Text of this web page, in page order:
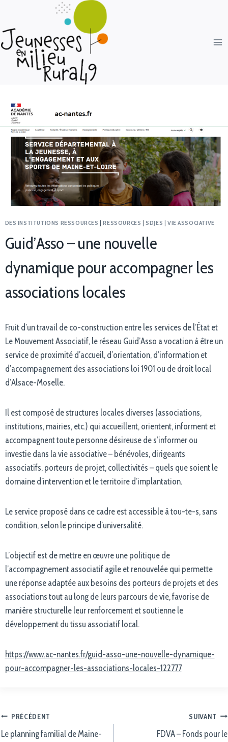
DES INSTITUTIONS RESSOURCES |RESSOURCES |SDJES VIE ASSOCIATIVE
Guid’Asso – une nouvelle
dynamique pour accompagner les
associations locales
Fruit d’un travail de co-construction entre les services de l’État et
Le Mouvement Associatif, le réseau Guid’Asso a vocation à être un
service de proximité d’accueil, d’orientation, d’information et
d’accompagnement des associations loi 1901 ou de droit local
d’Alsace-Moselle.
Il est composé de structures locales diverses (associations,
institutions, mairies, etc.) qui accueillent, orientent, informent et
accompagnent toute personne désireuse de s’informer ou
investie dans la vie associative – bénévoles, dirigeants
associatifs, porteurs de projet, collectivités – quels que soient le
domaine d’intervention et le territoire d’implantation.
Le service proposé dans ce cadre est accessible à tou-te-s, sans
condition, selon le principe d’universalité.
L’objectif est de mettre en œuvre une politique de
l’accompagnement associatif agile et renouvelée qui permette
une réponse adaptée aux besoins des porteurs de projets et des
associations tout au long de leurs parcours de vie, favorise de
manière structurelle leur renforcement et soutienne le
développement du tissu associatif local.
https://www.ac-nantes.fr/guid-asso-une-nouvelle-dynamique-
pour-accompagner-les-associations-locales-122777
PRÉCÉDENT
Le planning familial de Maine-
SUIVANT
FDVA – Fonds pour le